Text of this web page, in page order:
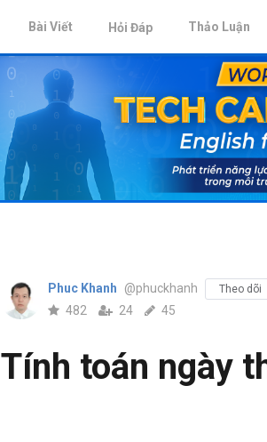
Bài Viết Hỏi Đáp Thảo Luận
Phuc Khanh @phuckhanh Theo dõi
482 24 45
Tính toán ngày